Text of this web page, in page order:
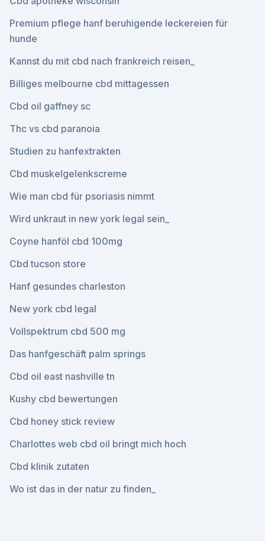
Premium pflege hanf beruhigende leckereien für
hunde
Kannst du mit cbd nach frankreich reisen_
Billiges melbourne cbd mittagessen
Cbd oil gaffney sc
Thc vs cbd paranoia
Studien zu hanfextrakten
Cbd muskelgelenkscreme
Wie man cbd für psoriasis nimmt
Wird unkraut in new york legal sein_
Coyne hanföl cbd 100mg
Cbd tucson store
Hanf gesundes charleston
New york cbd legal
Vollspektrum cbd 500 mg
Das hanfgeschäft palm springs
Cbd oil east nashville tn
Kushy cbd bewertungen
Cbd honey stick review
Charlottes web cbd oil bringt mich hoch
Cbd klinik zutaten
Wo ist das in der natur zu finden_